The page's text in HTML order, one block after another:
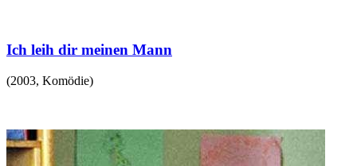
Ich leih dir meinen Mann
(2003, Komödie)